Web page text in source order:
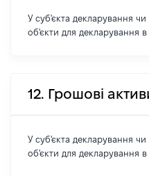
У суб'єкта декларування чи
об'єкти для декларування в
12. Грошові
У суб'єкта декларування чи
об'єкти для декларування в